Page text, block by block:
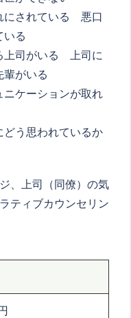
にされている 悪口
る
上司がいる 上司に
がいる
ケーションが取れ
う思われているか
、上司（同僚）の気
ティブカウンセリン